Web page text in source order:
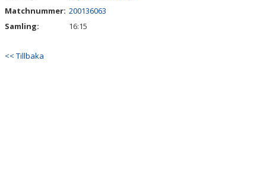
Matchnummer: 200136063
Samling:
16:15
<< Tillbaka